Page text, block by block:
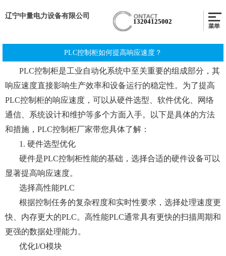
辽宁中量电力设备有限公司
13204125002
PLC控制柜如何提高响应速度？
PLC控制柜是工业自动化系统中至关重要的组成部分，其
响应速度直接影响生产效率和设备运行的稳定性。为了提高
PLC控制柜的响应速度，可以从硬件选型、软件优化、网络
通信、系统设计和维护等多个方面入手。以下是具体的方法
和措施，PLC控制柜厂家带您具体了解：
1. 硬件选型优化
硬件是PLC控制柜性能的基础，选择合适的硬件设备可以
显著提高响应速度。
选择高性能PLC
根据控制任务的复杂程度和实时性要求，选择处理速度更
快、内存更大的PLC。高性能PLC通常具有更快的扫描周期和
更强的数据处理能力。
优化I/O模块